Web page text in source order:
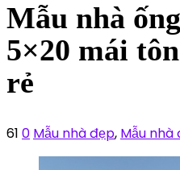
Mẫu nhà
5×20 mái
rẻ
61 0 Mẫu nhà đẹp, Mẫu nhà